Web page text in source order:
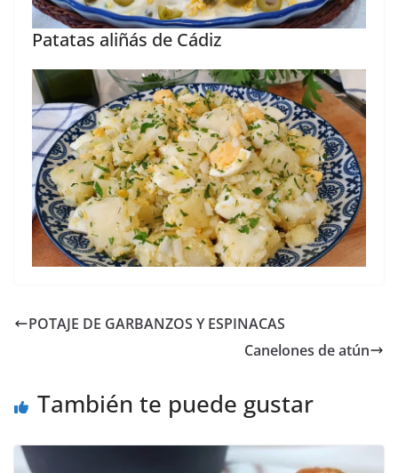
Patatas aliñás de Cádiz
POTAJE DE GARBANZOS Y ESPINACAS
Canelones de atún
También te puede gustar